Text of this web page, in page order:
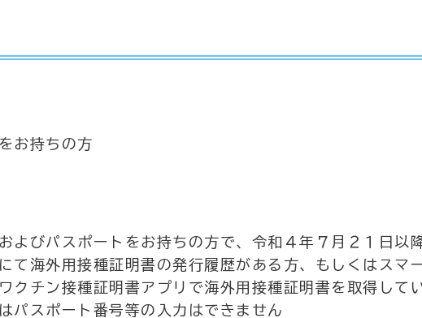
お持ちの方
よびパスポートをお持ちの方で、令和４年７月２１日以
て海外用接種証明書の発行履歴がある方、もしくはスマ
クチン接種証明書アプリで海外用接種証明書を取得して
パスポート番号等の入力はできません